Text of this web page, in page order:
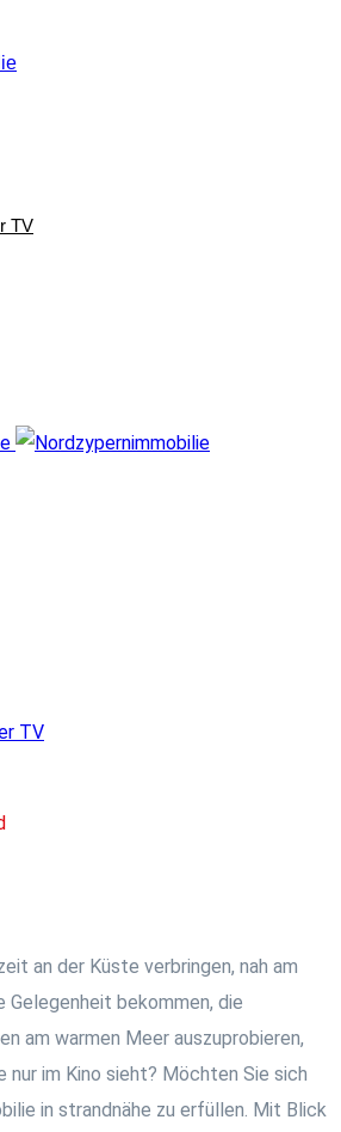
TV
TV
an der Küste verbringen, nah am
Gelegenheit bekommen, die
am warmen Meer auszuprobieren,
nur im Kino sieht? Möchten Sie sich
in strandnähe zu erfüllen. Mit Blick